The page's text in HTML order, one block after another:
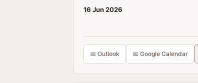
16 Jun 2026
📅 Outlook 📅 Google Calendar